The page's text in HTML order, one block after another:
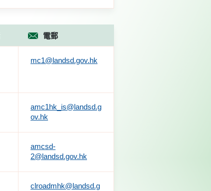
電郵
mc1@landsd.gov.hk
amc1hk_is@landsd.g
ov.hk
amcsd-
2@landsd.gov.hk
clroadmhk@landsd.g